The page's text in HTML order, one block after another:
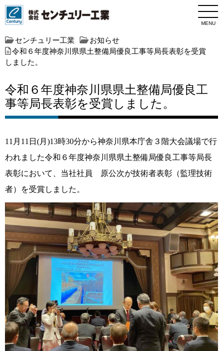
MENU
センチュリー工業
お知らせ
令和６年度神奈川県県土整備局優良工事等局長表彰を受賞
しました。
令和６年度神奈川県県土整備局優良工
事等局長表彰を受賞しました。
11月11日(月)13時30分から神奈川県本庁舎３階大会議場で行
われました令和６年度神奈川県県土整備局優良工事等局長
表彰において、当社社員 原公次が技術者表彰（監理技術
者）を受賞しました。